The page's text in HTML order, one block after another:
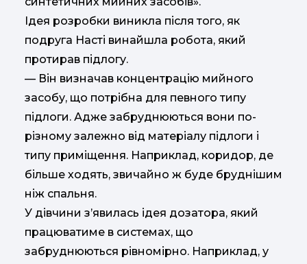
Ідея розробки виникла після того, як
подруга Насті винайшла робота, який
протирав підлогу.
— Він визначав концентрацію мийного
засобу, що потрібна для певного типу
підлоги. Адже забруднюються вони по-
різному залежно від матеріалу підлоги і
типу приміщення. Наприклад, коридор, де
більше ходять, звичайно ж буде бруднішим
ніж спальня.
У дівчини з’явилась ідея дозатора, який
працюватиме в системах, що
забруднюються рівномірно. Наприклад, у